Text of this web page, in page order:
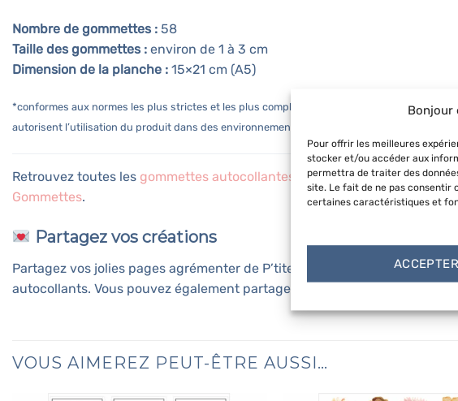
Bonjour
Pour offrir les meilleures
stocker et/ou accéder aux
permettra de traiter des
site. Le fait de ne pas consentir
certaines caractéristiques et
ACCEPTER
Nombre de gommettes : 58
Taille des gommettes : environ de 1 à 3 cm
Dimension de la planche : 15×21 cm (A5)
*conformes aux normes les plus strictes et les plus complètes du monde en matière de
autorisent l’utilisation du produit dans des environnements tels que les crèches, les écoles
Retrouvez toutes les gommettes autocollantes de saisons, les
Gommettes.
Partagez vos créations
Partagez vos jolies pages agrémenter de P’tites Gommettes en nous
autocollants. Vous pouvez également partager vos photos en laissant un
VOUS AIMEREZ PEUT-ÊTRE AUSSI…